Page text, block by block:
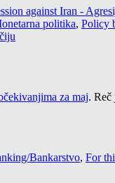
against Iran -
politika, Policy
za maj. Reč
Bankarstvo, For